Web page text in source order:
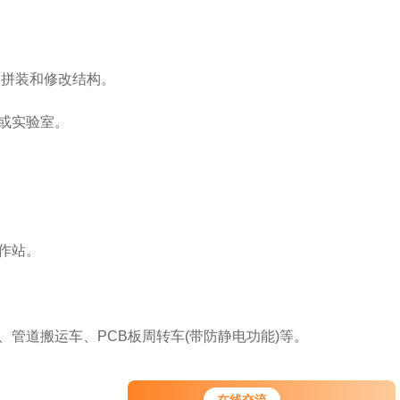
装和修改结构。
验室。
站。
道搬运车、PCB板周转车(带防静电功能)等。